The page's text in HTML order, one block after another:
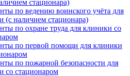
стационара)
по ведению воинского учёта для
(с наличием стационара)
по охране труда для клиники со
по первой помощи для клиники
по пожарной безопасности для
со стационаром